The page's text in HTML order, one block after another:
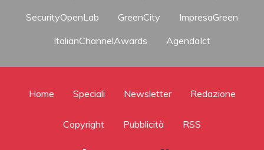
SecurityOpenLab
GreenCity
ImpresaGreen
ItalianChannelAwards
AgendaIct
Home Speciali Newsletter Redazione
Copyright Pubblicità RSS